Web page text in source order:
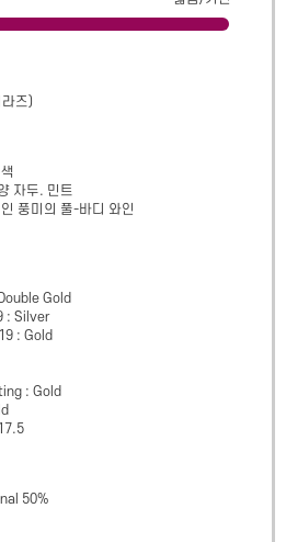
즈)
자두. 민트
풍미의 풀-바디 와인
Gold
: Silver
: Gold
: Gold
50%